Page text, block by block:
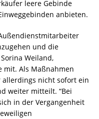
leere Gebinde
anbieten.
und die
Weiland,
mit. Als Maßnah­men
allerdings nicht sofort ein
weiter mitteilt. “Bei
in der Vergangen­heit